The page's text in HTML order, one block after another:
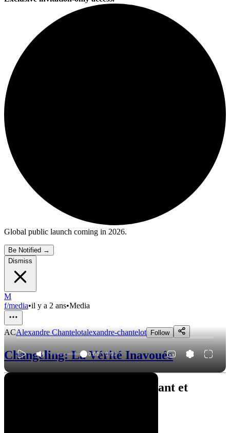
Global public launch coming in 2026.
Be Notified →
Dismiss
M
f/media•il y a 2 ans•Media
ACAlexandre Chantelotalexandre-chantelot Follow
Changeling: La Vérité Inavouée
0:00 / 0:00
"Changeling" : un film poignant et